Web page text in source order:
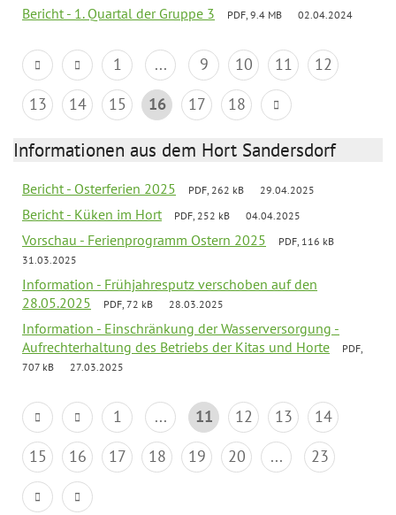
Bericht - 1. Quartal der Gruppe 3 PDF, 9.4 MB 02.04.2024
1 ... 9 10 11
12
13
14 15 16 17 18
Informationen aus dem Hort Sandersdorf
Bericht - Osterferien 2025 PDF, 262 kB 29.04.2025
Bericht - Küken im Hort PDF, 252 kB 04.04.2025
Vorschau - Ferienprogramm Ostern 2025
PDF, 116 kB
31.03.2025
Information - Frühjahresputz verschoben auf den
28.05.2025
PDF, 72 kB 28.03.2025
Information - Einschränkung der Wasserversorgung -
Aufrechterhaltung des Betriebs der Kitas und Horte
PDF,
707 kB
27.03.2025
1 ... 11 12 13
14
15
16 17 18 19 20 ... 23